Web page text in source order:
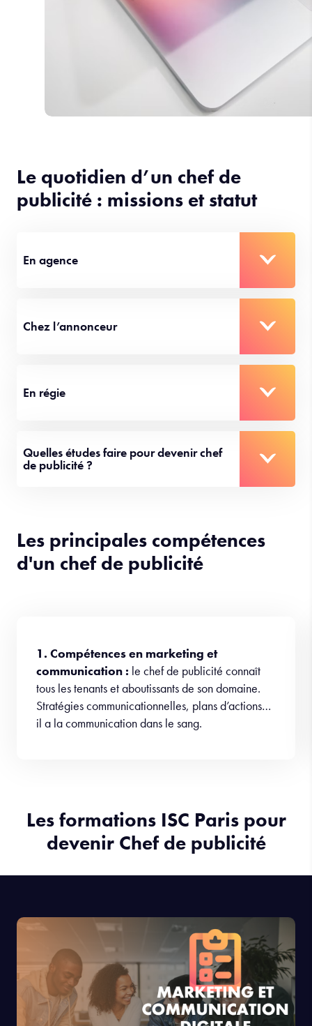
Le quotidien d’un chef de
publicité : missions et statut
En agence
Chez l’annonceur
En régie
Quelles études faire pour devenir chef
de publicité ?
Les principales compétences
d'un chef de publicité
1. Compétences en marketing et
communication : le chef de publicité connaît
tous les tenants et aboutissants de son domaine.
Stratégies communicationnelles, plans d’actions…
il a la communication dans le sang.
Les formations ISC Paris pour
devenir Chef de publicité